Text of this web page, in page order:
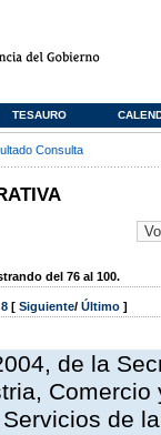
TESAURO
Consulta
del 76 al 100.
8 [ Siguiente/ Último ]
de la
de